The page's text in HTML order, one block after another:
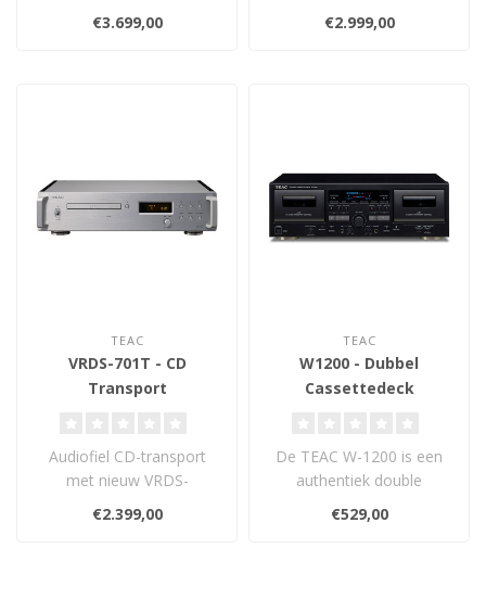
netwerkspeler en
voorversterker in éé..
€3.699,00
discrete TEAC ΔΣ-DAC,
dual-mono,..
€2.999,00
TEAC
VRDS-701T - CD
Transport
Audiofiel CD-transport
met nieuw VRDS-
loopwerk, MQA core-
decoder (88,2 kHz digit..
€2.399,00
TEAC
W1200 - Dubbel
Cassettedeck
De TEAC W-1200 is een
authentiek double
cassette deck met USB-
uitgang, Dolby B N..
€529,00